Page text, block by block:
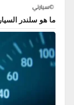
السيارة؟